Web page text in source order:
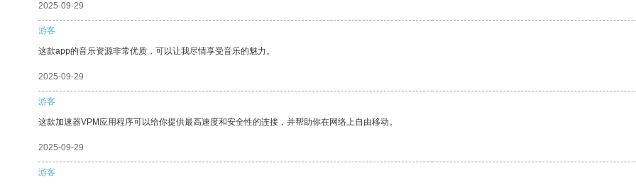
2025-09-29
游客
这款app的音乐资源非常优质，可以让我尽情享受音乐的魅力。
2025-09-29
游客
这款加速器VPM应用程序可以给你提供最高速度和安全性的连接，并帮助你在网络上自由移动。
2025-09-29
游客